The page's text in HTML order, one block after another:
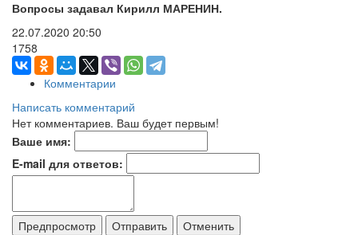
Вопросы задавал Кирилл МАРЕНИН.
22.07.2020 20:50
1758
Комментарии
Написать комментарий
Нет комментариев. Ваш будет первым!
Ваше имя:
E-mail для ответов: